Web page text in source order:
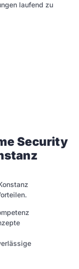
laufend zu
Security